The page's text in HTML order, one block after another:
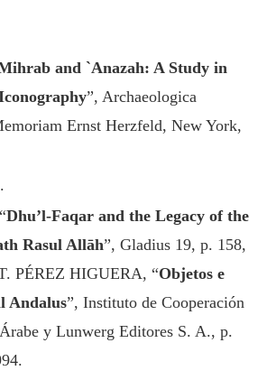
and `Anazah: A Study in
”, Archaeologica
Ernst Herzfeld, New York,
Dhu’l-Faqar and the Legacy of the
Rasul Allāh”, Gladius 19, p. 158,
PÉREZ HIGUERA, “Objetos e
Andalus”, Instituto de Cooperación
y Lunwerg Editores S. A., p.